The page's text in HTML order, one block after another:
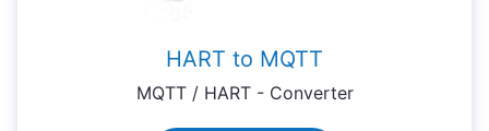
HART to MQTT
MQTT / HART - Converter